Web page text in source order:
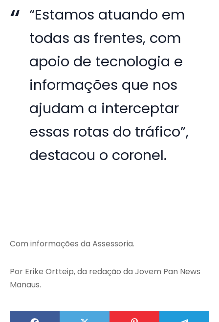
“Estamos atuando em
todas as frentes, com
apoio de tecnologia e
informações que nos
ajudam a interceptar
essas rotas do tráfico”,
destacou o coronel.
Com informações da Assessoria.
Por Erike Ortteip, da redação da Jovem Pan News
Manaus.